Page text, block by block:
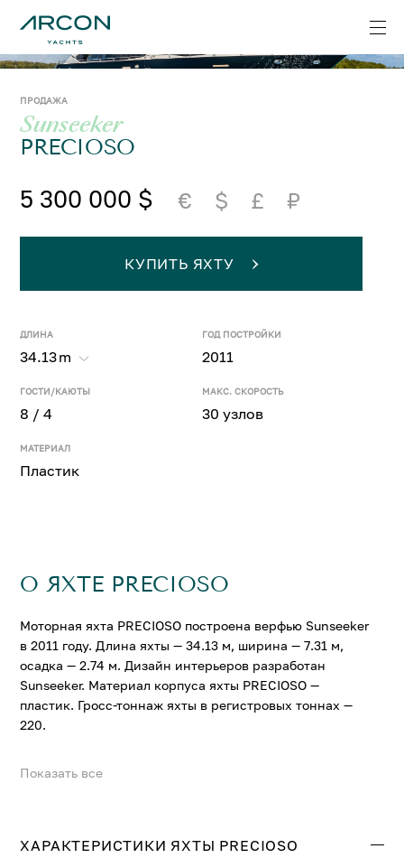
ПРОДАЖА
Sunseeker
PRECIOSO
5 300 000 $ € $ £ ₽
ДЛИНА
34.13m
ГОД ПОСТРОЙКИ
2011
ГОСТИ/КАЮТЫ
8 / 4
МАКС. СКОРОСТЬ
30 узлов
МАТЕРИАЛ
Пластик
КУПИТЬ ЯХТУ
О ЯХТЕ PRECIOSO
Моторная яхта PRECIOSO построена верфью Sunseeker
в 2011 году. Длина яхты — 34.13 м, ширина — 7.31 м,
осадка — 2.74 м. Дизайн интерьеров разработан
Sunseeker. Материал корпуса яхты PRECIOSO —
пластик. Гросс-тоннаж яхты в регистровых тоннах —
220.
На яхте PRECIOSO можно разместить до 8 гостей в 4
Показать все
ХАРАКТЕРИСТИКИ ЯХТЫ PRECIOSO